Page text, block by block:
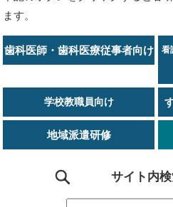
ます。
歯科医師・歯科医療従事者向け
看
学校教職員向け
地域派遣研修
サイト内